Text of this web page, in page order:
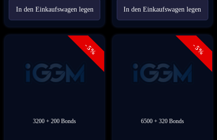
In den Einkaufswagen legen In den Einkaufswagen legen
- 5%
3200 + 200 Bonds
- 5%
6500 + 320 Bonds